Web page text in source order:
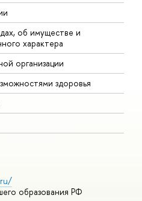
об имуществе и
характера
организации
здоровья
образования РФ